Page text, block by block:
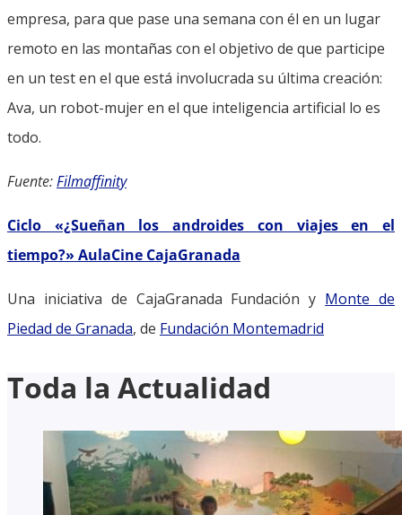
empresa, para que pase una semana con él en un lugar
remoto en las montañas con el objetivo de que participe
en un test en el que está involucrada su última creación:
Ava, un robot-mujer en el que inteligencia artificial lo es
todo.
Fuente:Filmaffinity
Ciclo «¿Sueñan los androides con viajes en el
tiempo?» AulaCine CajaGranada
Una iniciativa de CajaGranada Fundación y Monte de
Piedad de Granada, de Fundación Montemadrid
Toda la Actualidad